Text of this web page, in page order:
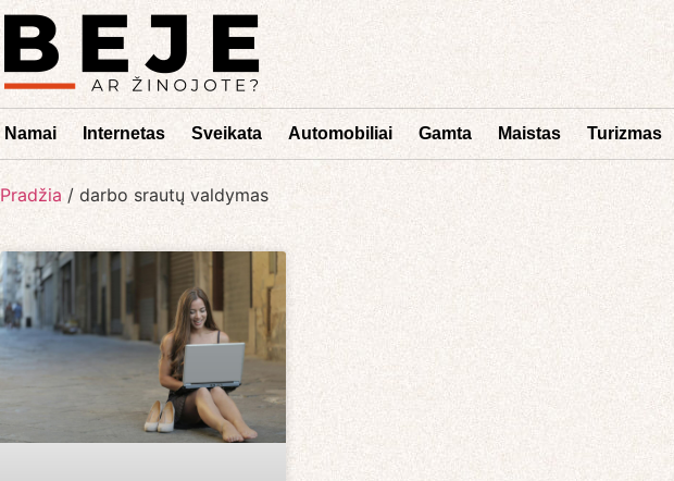
Namai Internetas Sveikata Automobiliai Gamta Maistas Turizmas
Pradžia / darbo srautų valdymas